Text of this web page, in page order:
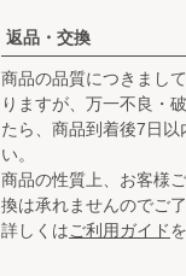
返品・交換
商品の品質につきまし
りますが、万一不良・
たら、商品到着後7日以
い。
商品の性質上、お客様
換は承れませんのでご
詳しくはご利用ガイド